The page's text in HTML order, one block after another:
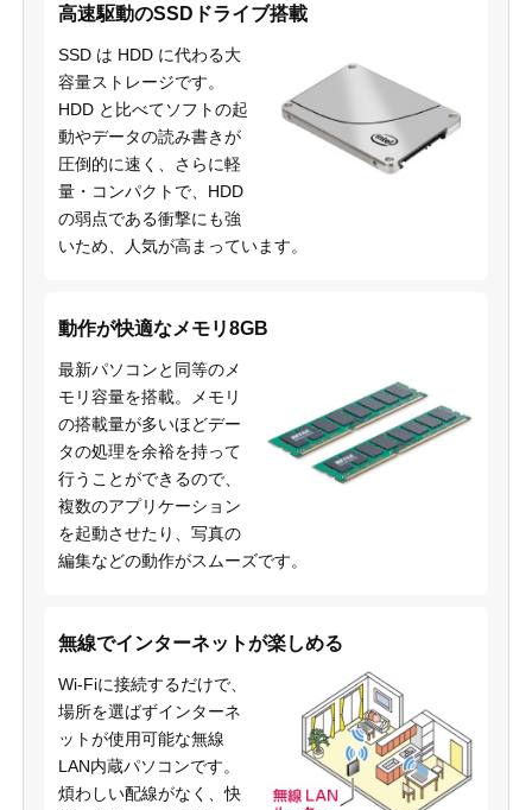
高速駆動のSSDドライブ搭載
SSD は HDD に代わる大
容量ストレージです。
HDD と比べてソフトの起
動やデータの読み書きが
圧倒的に速く、さらに軽
量・コンパクトで、HDD
の弱点である衝撃にも強
いため、人気が高まっています。
動作が快適なメモリ8GB
最新パソコンと同等のメ
モリ容量を搭載。メモリ
の搭載量が多いほどデー
タの処理を余裕を持って
行うことができるので、
複数のアプリケーション
を起動させたり、写真の
編集などの動作がスムーズです。
無線でインターネットが楽しめる
Wi-Fiに接続するだけで、
場所を選ばずインターネ
ットが使用可能な無線
LAN内蔵パソコンです。
煩わしい配線がなく、快